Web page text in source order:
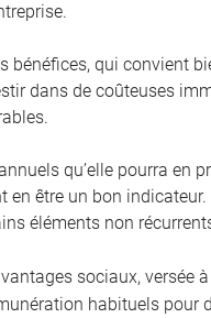
qui convient
dans de coûteuses
qu’elle pourra en
être un bon
éléments non
sociaux, versée
habituels pour